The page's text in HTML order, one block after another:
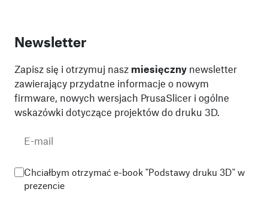
Newsletter
Zapisz się i otrzymuj nasz miesięczny newsletter
zawierający przydatne informacje o nowym
firmware, nowych wersjach PrusaSlicer i ogólne
wskazówki dotyczące projektów do druku 3D.
Chciałbym otrzymać e-book "Podstawy druku 3D" w
prezencie